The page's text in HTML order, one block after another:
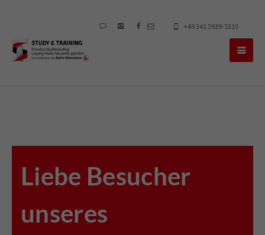
+49 341 3939-5310
Liebe Besucher
unseres